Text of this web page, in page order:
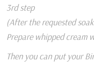
3rd step
(After the requested
Prepare whipped cream
Then you can put your